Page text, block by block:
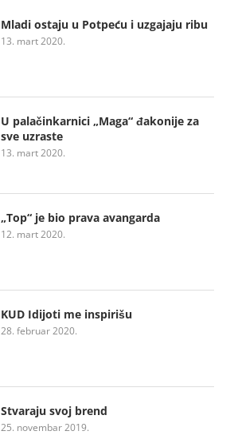
Mladi ostaju u Potpeću i uzgajaju ribu
13. mart 2020.
U palačinkarnici „Maga“ đakonije za
sve uzraste
13. mart 2020.
„Top“ je bio prava avangarda
12. mart 2020.
KUD Idijoti me inspirišu
28. februar 2020.
Stvaraju svoj brend
25. novembar 2019.